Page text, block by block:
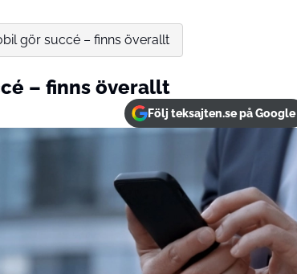
gör succé – finns överallt
– finns överallt
Följ teksajten.se på Google